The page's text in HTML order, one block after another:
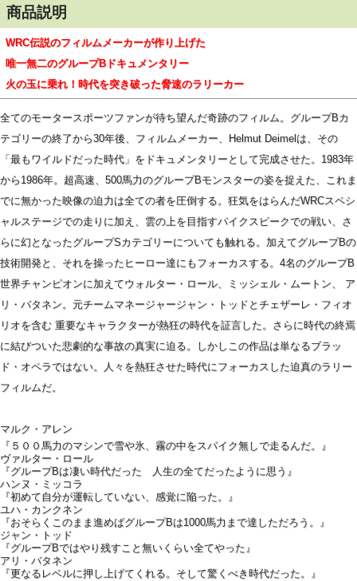
商品説明
WRC伝説のフィルムメーカーが作り上げた
唯一無二のグループBドキュメンタリー
火の玉に乗れ！時代を突き破った脅速のラリーカー
全てのモータースポーツファンが待ち望んだ奇跡のフィルム。グループBカ
テゴリーの終了から30年後、フィルムメーカー、Helmut Deimelは、その
「最もワイルドだった時代」をドキュメンタリーとして完成させた。1983年
から1986年。超高速、500馬力のグループBモンスターの姿を捉えた、これま
でに無かった映像の迫力は全ての者を圧倒する。狂気をはらんだWRCスペシ
ャルステージでの走りに加え、雲の上を目指すパイクスピークでの戦い、さ
らに幻となったグループSカテゴリーについても触れる。加えてグループBの
技術開発と、それを操ったヒーロー達にもフォーカスする。4名のグループB
世界チャンピオンに加えてウォルター・ロール、ミッシェル・ムートン、 ア
リ・バタネン。元チームマネージャージャン・トッドとチェザーレ・フィオ
リオを含む 重要なキャラクターが熱狂の時代を証言した。さらに時代の終焉
に結びついた悲劇的な事故の真実に迫る。しかしこの作品は単なるブラッ
ド・オペラではない。人々を熱狂させた時代にフォーカスした迫真のラリー
フィルムだ。
マルク・アレン
『５００馬力のマシンで雪や氷、霧の中をスパイク無しで走るんだ。』
ヴァルター・ロール
『グループBは凄い時代だった 人生の全てだったように思う』
ハンヌ・ミッコラ
『初めて自分が運転していない、感覚に陥った。』
ユハ・カンクネン
『おそらくこのまま進めばグループBは1000馬力まで達しただろう。』
ジャン・トッド
『グループBではやり残すこと無いくらい全てやった』
アリ・バタネン
『更なるレベルに押し上げてくれる。そして驚くべき時代だった。』